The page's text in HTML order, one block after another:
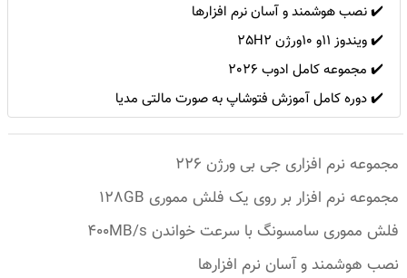
✔️ نصب هوشمند و آسان نرم افزارها
✔️ ویندوز 11و 10ورژن 25H2
✔️ مجموعه کامل ادوب 2026
✔️ دوره کامل آموزش فتوشاپ به صورت مالتی مدیا
مجموعه نرم افزاری جی بی ورژن 226
مجموعه نرم افزار بر روی یک فلش مموری 128GB
فلش مموری سامسونگ با سرعت خواندن 400MB/s
نصب هوشمند و آسان نرم افزارها